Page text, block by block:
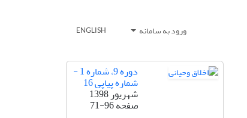
ورود به سامانه ENGLISH
دوره 9، شماره 1 -
شماره پیاپی 16
شهریور 1398
صفحه71-96